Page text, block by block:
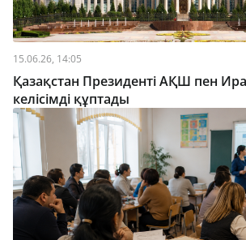
15.06.26, 14:05
Қазақстан Президенті АҚШ пен
келісімді құптады